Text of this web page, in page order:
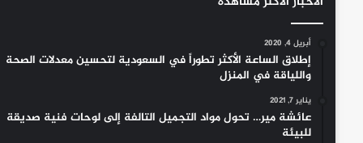
أبريل 4, 2020
إطلاق الساعة الأكثر تطوراً في السعودية لتحسين معدلات الصحة
واللياقة في المنزل
يناير 7, 2021
عائشة مير… تحول مواد التجميل التالفة إلى لوحات فنية صديقة
للبيئة